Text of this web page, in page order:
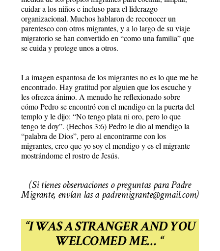
cuidar a los niños e incluso para el liderazgo
organizacional. Muchos hablaron de reconocer un
parentesco con otros migrantes, y a lo largo de su viaje
migratorio se han convertido en “como una familia” que
se cuida y protege unos a otros.
La imagen espantosa de los migrantes no es lo que me he
encontrado. Hay gratitud por alguien que los escuche y
les ofrezca ánimo. A menudo he reflexionado sobre
cómo Pedro se encontró con el mendigo en la puerta del
templo y le dijo: “No tengo plata ni oro, pero lo que
tengo te doy”. (Hechos 3:6) Pedro le dio al mendigo la
“palabra de Dios”, pero al encontrarme con los
migrantes, creo que yo soy el mendigo y es el migrante
mostrándome el rostro de Jesús.
(Si tienes observaciones o preguntas para Padre
Migrante, envían las a padremigrante@gmail.com)
“I WAS A STRANGER AND YOU
WELCOMED ME… “